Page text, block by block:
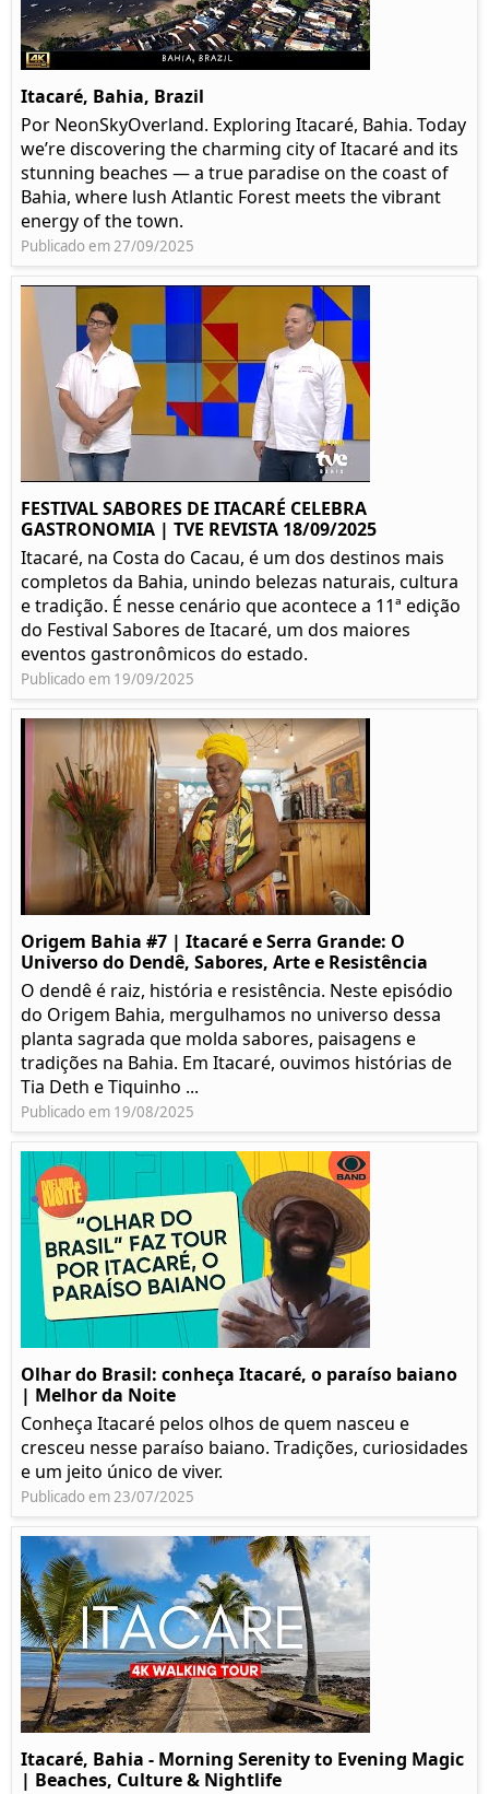
Itacaré, Bahia, Brazil
Por NeonSkyOverland. Exploring Itacaré, Bahia. Today
we’re discovering the charming city of Itacaré and its
stunning beaches — a true paradise on the coast of
Bahia, where lush Atlantic Forest meets the vibrant
energy of the town.
Publicado em 27/09/2025
FESTIVAL SABORES DE ITACARÉ CELEBRA
GASTRONOMIA | TVE REVISTA 18/09/2025
Itacaré, na Costa do Cacau, é um dos destinos mais
completos da Bahia, unindo belezas naturais, cultura
e tradição. É nesse cenário que acontece a 11ª edição
do Festival Sabores de Itacaré, um dos maiores
eventos gastronômicos do estado.
Publicado em 19/09/2025
Origem Bahia #7 | Itacaré e Serra Grande: O
Universo do Dendê, Sabores, Arte e Resistência
O dendê é raiz, história e resistência. Neste episódio
do Origem Bahia, mergulhamos no universo dessa
planta sagrada que molda sabores, paisagens e
tradições na Bahia. Em Itacaré, ouvimos histórias de
Tia Deth e Tiquinho ...
Publicado em 19/08/2025
Olhar do Brasil: conheça Itacaré, o paraíso baiano
| Melhor da Noite
Conheça Itacaré pelos olhos de quem nasceu e
cresceu nesse paraíso baiano. Tradições, curiosidades
e um jeito único de viver.
Publicado em 23/07/2025
Itacaré, Bahia - Morning Serenity to Evening Magic
| Beaches, Culture & Nightlife